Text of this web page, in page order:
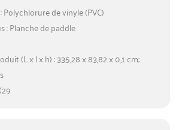
de vinyle (PVC)
: Planche de paddle
(L x l x h) : 335,28 x 83,82 x 0,1 cm;